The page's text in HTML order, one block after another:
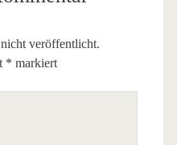
veröffentlicht.
* markiert